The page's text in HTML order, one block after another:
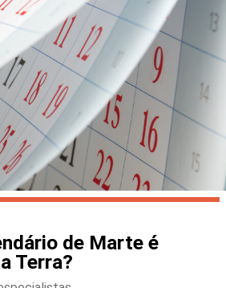
de Marte é
Terra?